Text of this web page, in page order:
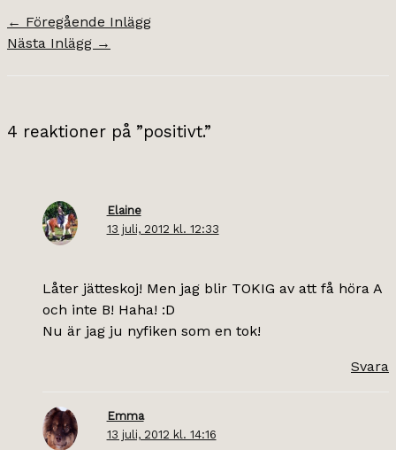
← Föregående Inlägg
Nästa Inlägg →
4 reaktioner på ”positivt.”
Elaine
13 juli, 2012 kl. 12:33
Låter jätteskoj! Men jag blir TOKIG av att få höra A
och inte B! Haha! :D
Nu är jag ju nyfiken som en tok!
Svara
Emma
13 juli, 2012 kl. 14:16